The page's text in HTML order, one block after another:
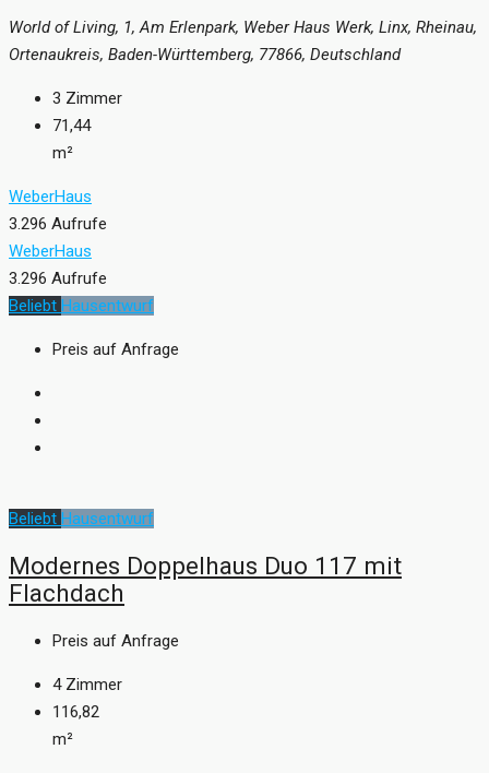
World of Living, 1, Am Erlenpark, Weber Haus Werk, Linx, Rheinau,
Ortenaukreis, Baden-Württemberg, 77866, Deutschland
3 Zimmer
71,44
m²
WeberHaus
3.296 Aufrufe
WeberHaus
3.296 Aufrufe
Beliebt Hausentwurf
Preis auf Anfrage
Beliebt Hausentwurf
Modernes Doppelhaus Duo 117 mit
Flachdach
Preis auf Anfrage
4 Zimmer
116,82
m²